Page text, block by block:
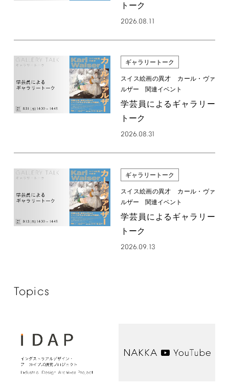
トーク
2026.08.11
ギャラリートーク
スイス絵画の異才 カール・ヴァ
ルザー 関連イベント
学芸員によるギャラリー
トーク
2026.08.31
ギャラリートーク
スイス絵画の異才 カール・ヴァ
ルザー 関連イベント
学芸員によるギャラリー
トーク
2026.09.13
Topics